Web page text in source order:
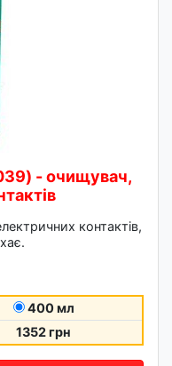
- очищувач,
контактів,
400 мл
1352 грн